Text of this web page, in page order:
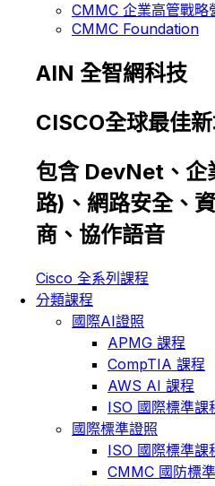
CMMC 企業高管戰略
CMMC Foundation
AIN 全智網科技
CISCO全球最佳
包含 DevNet、企
路)、網路安全、
商、協作語音
Cisco 全系列課程
分類課程
國際AI證照
APMG 課程
CompTIA 課程
AWS AI 課程
ISO 國際標準課
國際標準證照
ISO 國際標準課
CMMC 國防標